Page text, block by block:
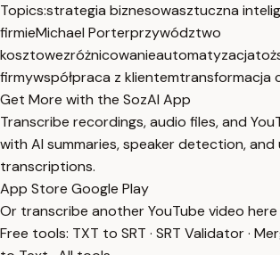
Topics:strategia biznesowasztuczna
firmieMichael Porterprzywództwo
kosztowezróżnicowanieautomatyzacja
firmywspółpraca z klientemtransformacja
Get More with the SozAI App
Transcribe recordings, audio files, and
with AI summaries, speaker detection, and
transcriptions.
App Store Google Play
Or transcribe another YouTube video
Free tools: TXT to SRT · SRT Validator·